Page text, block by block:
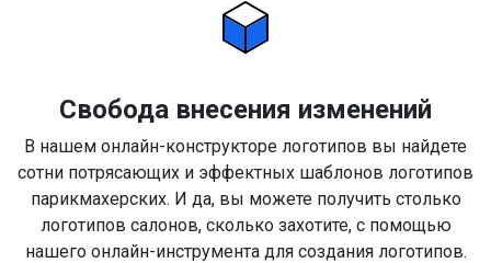
Свобода внесения изменений
В нашем онлайн-конструкторе логотипов вы найдете
сотни потрясающих и эффектных шаблонов логотипов
парикмахерских. И да, вы можете получить столько
логотипов салонов, сколько захотите, с помощью
нашего онлайн-инструмента для создания логотипов.